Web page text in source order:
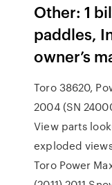
Other: 1
paddles,
owner’s
Toro 38620,
2004 (SN
View parts
exploded
Toro Power